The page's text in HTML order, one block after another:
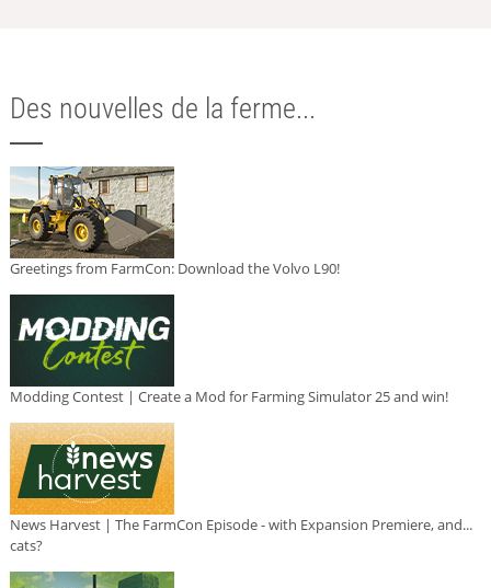
Des nouvelles de la ferme...
Greetings from FarmCon: Download the Volvo L90!
Modding Contest | Create a Mod for Farming Simulator 25 and win!
News Harvest | The FarmCon Episode - with Expansion Premiere, and...
cats?